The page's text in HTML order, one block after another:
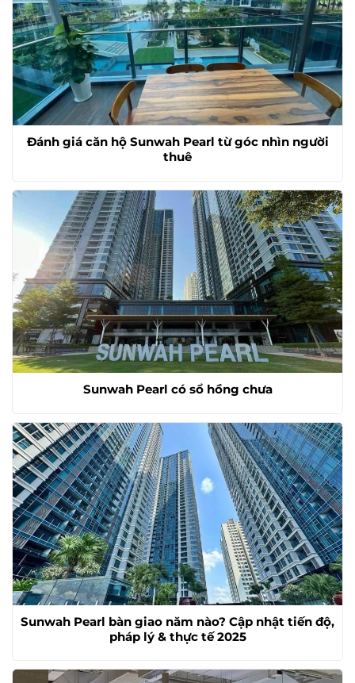
Đánh giá căn hộ Sunwah Pearl từ góc nhìn người
thuê
Sunwah Pearl có sổ hồng chưa
Sunwah Pearl bàn giao năm nào? Cập nhật tiến độ,
pháp lý & thực tế 2025